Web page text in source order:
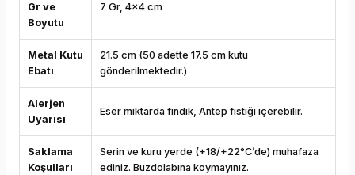
Gr ve
Boyutu
7 Gr, 4x4 cm
Metal Kutu
Ebatı
21.5 cm (50 adette 17.5 cm kutu
gönderilmektedir.)
Alerjen
Uyarısı
Eser miktarda fındık, Antep fıstığı içerebilir.
Saklama
Koşulları
Serin ve kuru yerde (+18/+22°C’de) muhafaza
ediniz. Buzdolabına koymayınız.